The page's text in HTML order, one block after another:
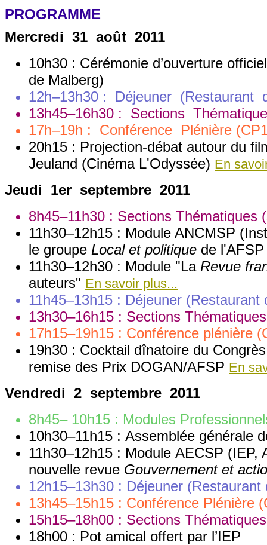
PROGRAMME
Mercredi 31 août 2011
10h30 : Cérémonie d’ouverture
de Malberg)
12h–13h30 : Déjeuner (Restaurant
13h45–16h30 : Sections
17h–19h : Conférence Plénière
20h15 : Projection-débat autour du
Jeuland (Cinéma L'Odyssée) En
Jeudi 1er septembre 2011
8h45–11h30 : Sections Thématiques
11h30–12h15 : Module ANCMSP
le groupe Local et politique de
11h30–12h30 : Module "La Revue
auteurs" En savoir plus...
11h45–13h15 : Déjeuner
13h30–16h15 : Sections
17h15–19h15 : Conférence plénière
19h30 : Cocktail dînatoire du
remise des Prix DOGAN/AFSP En
Vendredi 2 septembre 2011
8h45– 10h15 : Modules
10h30–11h15 : Assemblée générale
11h30–12h15 : Module AECSP
nouvelle revue Gouvernement et
12h15–13h30 : Déjeuner
13h45–15h15 : Conférence Plénière
15h15–18h00 : Sections
18h00 : Pot amical offert par l’IEP